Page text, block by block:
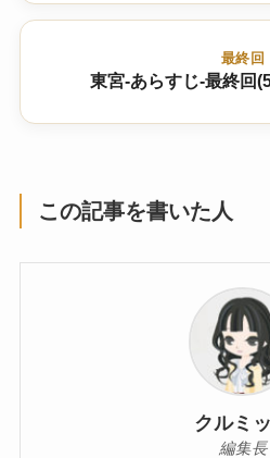
最終回
東宮-あらすじ-最終回
この記事を書いた人
クルミ
編集長